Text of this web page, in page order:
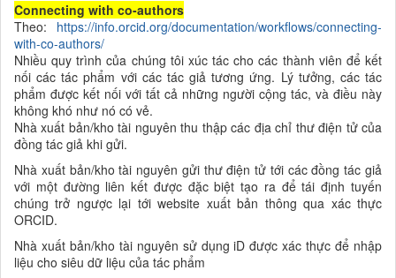
Connecting with co-authors
Theo: https://info.orcid.org/documentation/workflows/connecting-
with-co-authors/
Nhiều quy trình của chúng tôi xúc tác cho các thành viên để kết
nối các tác phẩm với các tác giả tương ứng. Lý tưởng, các tác
phẩm được kết nối với tất cả những người cộng tác, và điều này
không khó như nó có vẻ.
Nhà xuất bản/kho tài nguyên thu thập các địa chỉ thư điện tử của
đồng tác giả khi gửi.
Nhà xuất bản/kho tài nguyên gửi thư điện tử tới các đồng tác giả
với một đường liên kết được đặc biệt tạo ra để tái định tuyến
chúng trở ngược lại tới website xuất bản thông qua xác thực
ORCID.
Nhà xuất bản/kho tài nguyên sử dụng iD được xác thực để nhập
liệu cho siêu dữ liệu của tác phẩm